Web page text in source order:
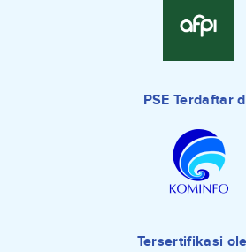
PSE Terdaftar
Tersertifikasi